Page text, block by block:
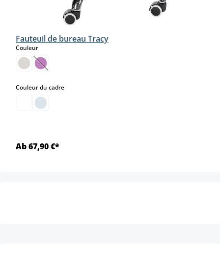
Fauteuil de bureau Tracy
Couleurselect
(Cette option n'est pas disponible pour le moment.)
Couleur du cadreselect
Ab 67,90 €*